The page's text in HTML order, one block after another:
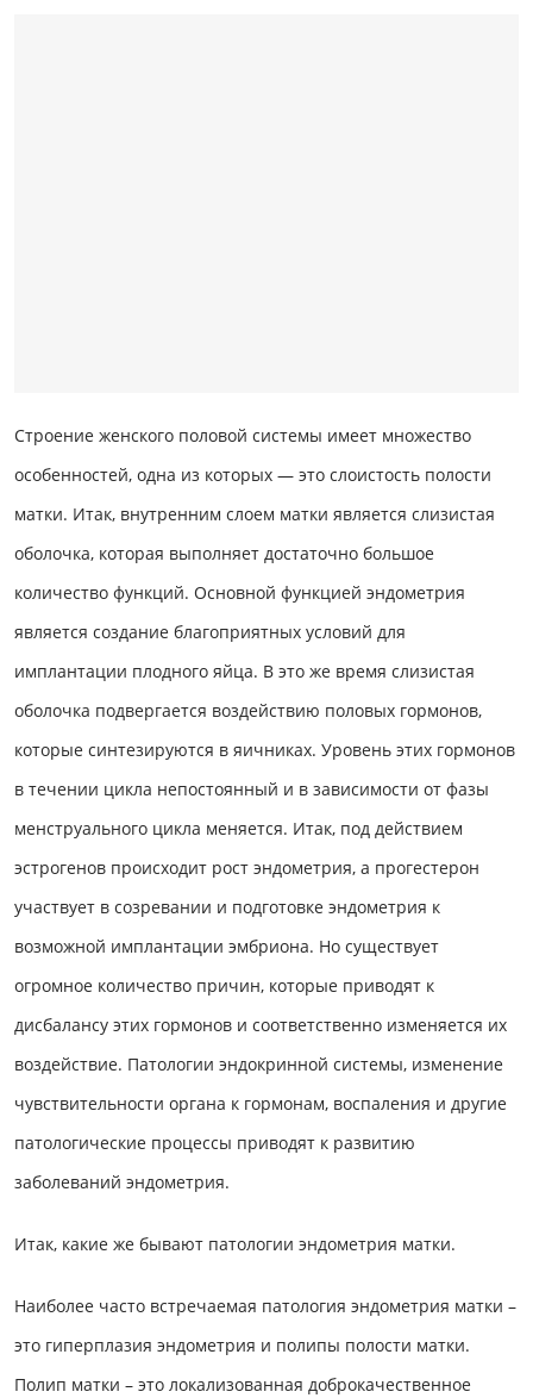
Строение женского половой системы имеет множество
особенностей, одна из которых — это слоистость полости
матки. Итак, внутренним слоем матки является слизистая
оболочка, которая выполняет достаточно большое
количество функций. Основной функцией эндометрия
является создание благоприятных условий для
имплантации плодного яйца. В это же время слизистая
оболочка подвергается воздействию половых гормонов,
которые синтезируются в яичниках. Уровень этих гормонов
в течении цикла непостоянный и в зависимости от фазы
менструального цикла меняется. Итак, под действием
эстрогенов происходит рост эндометрия, а прогестерон
участвует в созревании и подготовке эндометрия к
возможной имплантации эмбриона. Но существует
огромное количество причин, которые приводят к
дисбалансу этих гормонов и соответственно изменяется их
воздействие. Патологии эндокринной системы, изменение
чувствительности органа к гормонам, воспаления и другие
патологические процессы приводят к развитию
заболеваний эндометрия.
Итак, какие же бывают патологии эндометрия матки.
Наиболее часто встречаемая патология эндометрия матки –
это гиперплазия эндометрия и полипы полости матки.
Полип матки – это локализованная доброкачественное